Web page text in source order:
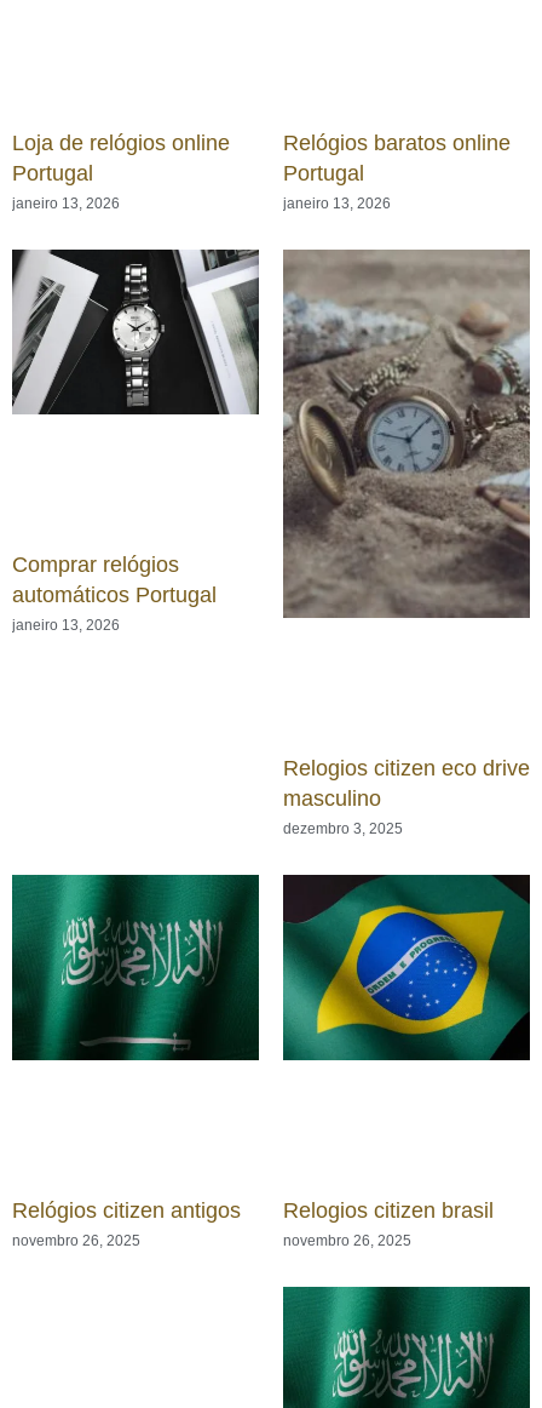
Loja de relógios online
Portugal
janeiro 13, 2026
Relógios baratos online
Portugal
janeiro 13, 2026
Comprar relógios
automáticos Portugal
janeiro 13, 2026
Relogios citizen eco drive
masculino
dezembro 3, 2025
Relógios citizen antigos
novembro 26, 2025
Relogios citizen brasil
novembro 26, 2025